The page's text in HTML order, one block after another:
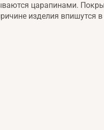
царапинами.
изделия впишутся